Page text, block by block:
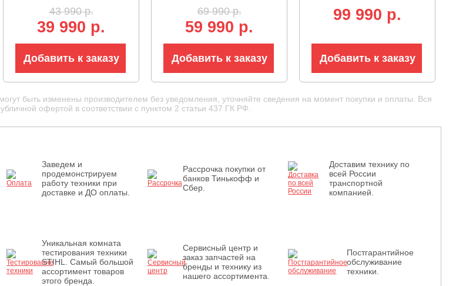
43 990 р.
39 990 р.
Добавить к заказу
69 990 р.
59 990 р.
Добавить к заказу
99 990 p.
Добавить к заказу
быть изменены производителем без уведомления, уточняйте сведения на момент покупки и оплаты. Вся
офертой в соответствии с пунктом 2 статьи 437 ГК РФ.
Заведем и
продемонстрируем
работу техники при
доставке и ДО оплаты.
Рассрочка покупки от
банков Тинькофф и
Сбер.
Доставим технику по
всей России
транспортной
компанией.
Уникальная комната
тестирования техники
STIHL. Самый большой
ассортимент товаров
этого бренда.
Сервисный центр и
заказ запчастей на
бренды и технику из
нашего ассортимента.
Постгарантийное
обслуживание
техники.